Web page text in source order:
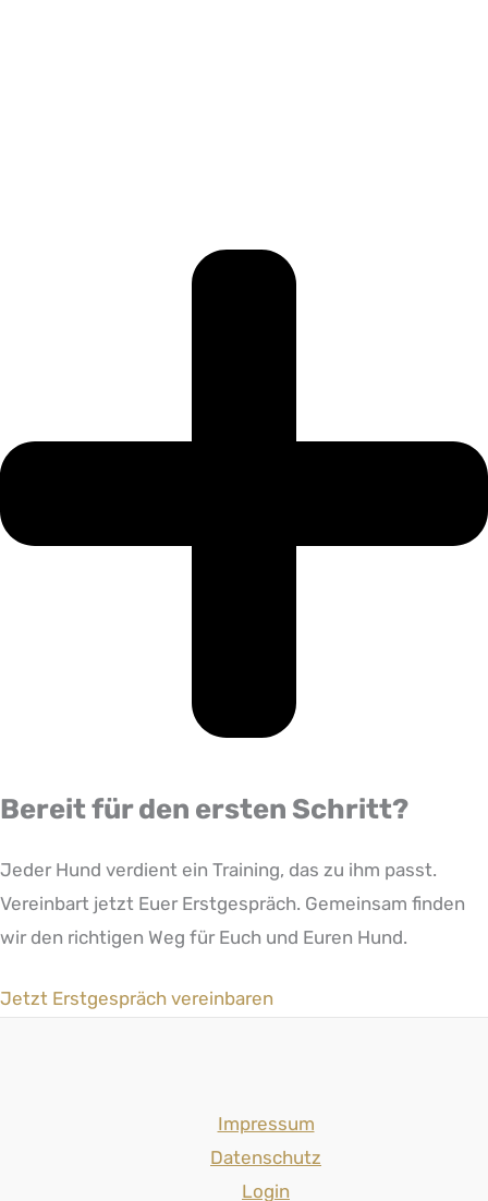
Bereit für den ersten Schritt?
Jeder Hund verdient ein Training, das zu ihm passt.
Vereinbart jetzt Euer Erstgespräch. Gemeinsam finden
wir den richtigen Weg für Euch und Euren Hund.
Jetzt Erstgespräch vereinbaren
Impressum
Datenschutz
Login